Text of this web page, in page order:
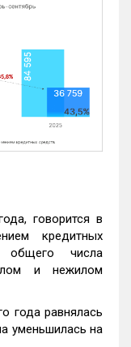
говорится в
кредитных
общего числа
и нежилом
года равнялась
уменьшилась на